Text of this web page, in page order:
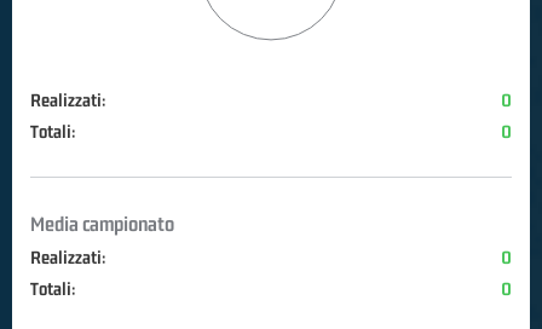
Realizzati:
0
Totali:
0
Media campionato
Realizzati:
0
Totali:
0